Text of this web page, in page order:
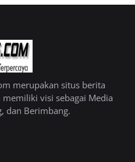
merupakan situs berita
visi sebagai Media
dan Berimbang.